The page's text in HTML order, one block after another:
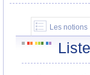
Les notions